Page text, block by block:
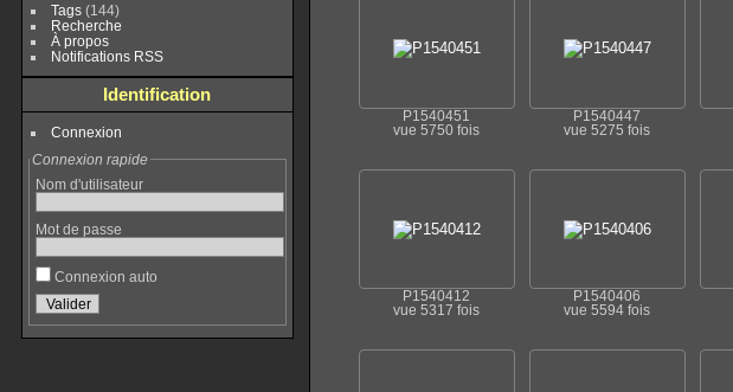
Tags(144)
Recherche
À propos
Notifications RSS
Identification
Connexion
Connexion rapide
Nom d'utilisateur
Mot de passe
Connexion auto
P1540451
vue 5750 fois
P1540447
vue 5275 fois
P1540412
vue 5317 fois
P1540406
vue 5594 fois